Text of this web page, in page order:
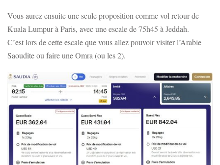
Vous aurez ensuite une seule proposition comme vol retour de
Kuala Lumpur à Paris, avec une escale de 75h45 à Jeddah.
C’est lors de cette escale que vous allez pouvoir visiter l’Arabie
Saoudite ou faire une Omra (ou les 2).